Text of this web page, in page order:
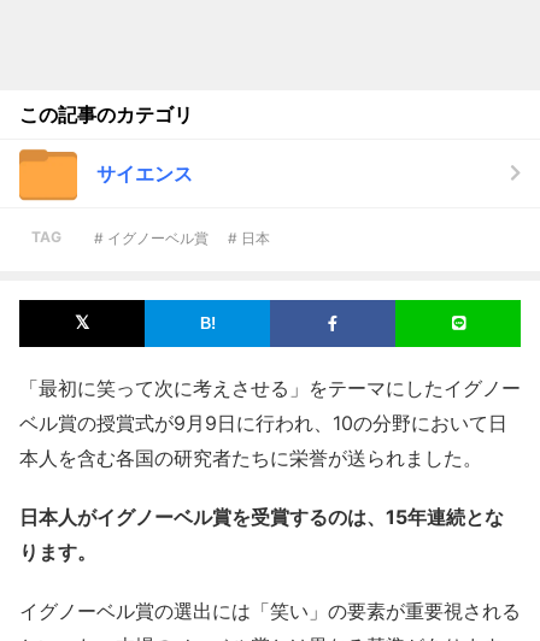
この記事のカテゴリ
サイエンス
TAG # イグノーベル賞 # 日本
「最初に笑って次に考えさせる」をテーマにしたイグノー
ベル賞の授賞式が9月9日に行われ、10の分野において日
本人を含む各国の研究者たちに栄誉が送られました。
日本人がイグノーベル賞を受賞するのは、15年連続とな
ります。
イグノーベル賞の選出には「笑い」の要素が重要視される